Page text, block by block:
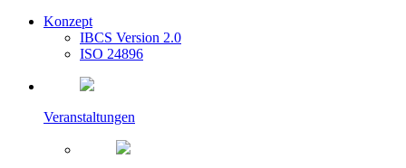
Konzept
IBCS Version 2.0
ISO 24896
Veranstaltungen